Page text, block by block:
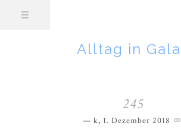
Alltag in
245
k, 1. Dezember 2018